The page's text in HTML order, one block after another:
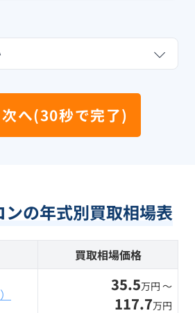
次へ(30秒で完了)
ンの年式別買取相場表
買取相場価格
35.5万円 〜
117.7万円